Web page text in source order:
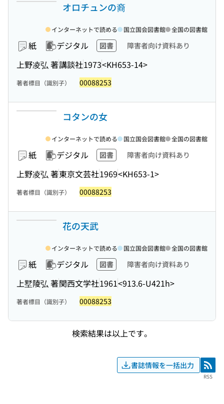
オロチュンの裔
紙 デジタル 図書 障害者向け資料あり
上野凌弘 著講談社1973<KH653-14>
インターネットで読める 国立国会図書館 全国の図書館
著者標目（識別子） 00088253
コタンの女
紙 デジタル 図書 障害者向け資料あり
上野凌弘 著東京文芸社1969<KH653-1>
インターネットで読める 国立国会図書館 全国の図書館
著者標目（識別子） 00088253
花の天武
紙 デジタル 図書 障害者向け資料あり
上墅陵弘 著関西文学社1961<913.6-U421h>
インターネットで読める 国立国会図書館 全国の図書館
著者標目（識別子） 00088253
検索結果は以上です。
書誌情報を一括出力 RSS
RSS